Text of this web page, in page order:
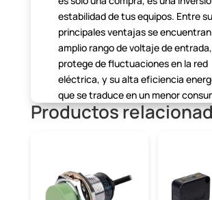
estabilidad de tus equipos. Entre
principalesventajas se
amplio rango de voltaje de
protegede fluctuaciones en la red
eléctrica, y su alta eficiencia
que setraduce en un menor
energía y una generación de calor
de Alimentación para
DIN?
Productos